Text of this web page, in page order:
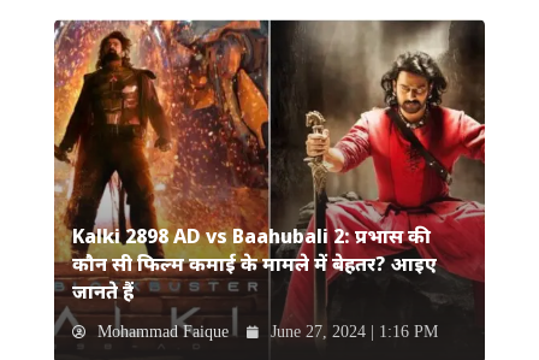
Kalki 2898 AD vs Baahubali 2: प्रभास की
कौन सी फिल्म कमाई के मामले में बेहतर? आइए
जानते हैं
Mohammad Faique June 27, 2024 | 1:16 PM